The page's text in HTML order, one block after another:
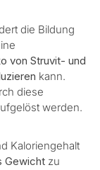
die Bildung
von Struvit- und
kann.
diese
werden.
Kaloriengehalt
Gewicht zu